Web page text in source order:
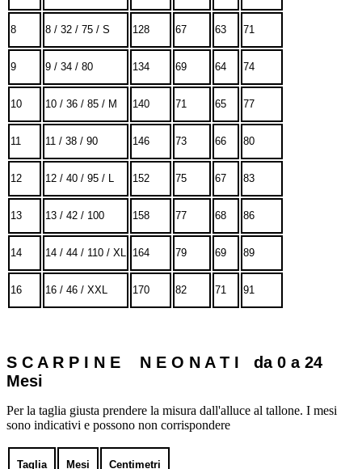
8 8 / 32 / 75 / S 128 67 63 71
9 9 / 34 / 80 134 69 64 74
10 10 / 36 / 85 / M 140 71 65 77
11 11 / 38 / 90 146 73 66 80
12 12 / 40 / 95 / L 152 75 67 83
13 13 / 42 / 100 158 77 68 86
14 14 / 44 / 110 / XL 164 79 69 89
16 16 / 46 / XXL 170 82 71 91
S C A R P I N E N E O N A T I da 0 a 24
Mesi
Per la taglia giusta prendere la misura dall'alluce al tallone. I mesi
sono indicativi e possono non corrispondere
Taglia Mesi Centimetri